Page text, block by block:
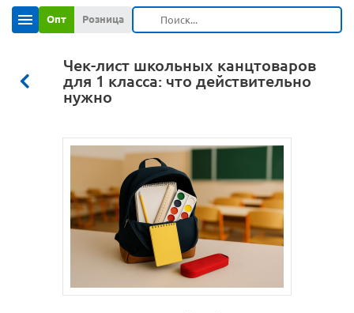
Опт Розница
Чек-лист школьных канцтоваров
для 1 класса: что действительно
нужно